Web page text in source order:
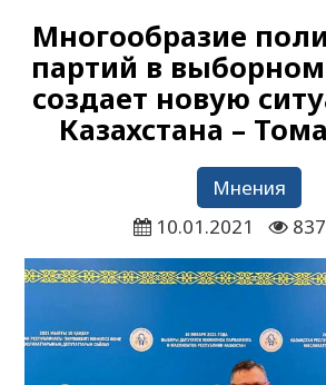
Многообразие
партий в
создает новую
Казахстана –
Мнения
10.01.2021